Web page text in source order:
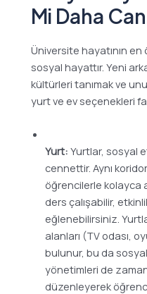
Mi Daha
Üniversite hayatının
sosyal hayattır. Yeni
kültürleri tanımak ve
yurt ve ev seçenekleri
Yurt: Yurtlar, sosyal
cennettir. Aynı
öğrencilerle kolayca
ders çalışabilir,
eğlenebilirsiniz.
alanları (TV odası,
bulunur, bu da
yönetimleri de
düzenleyerek